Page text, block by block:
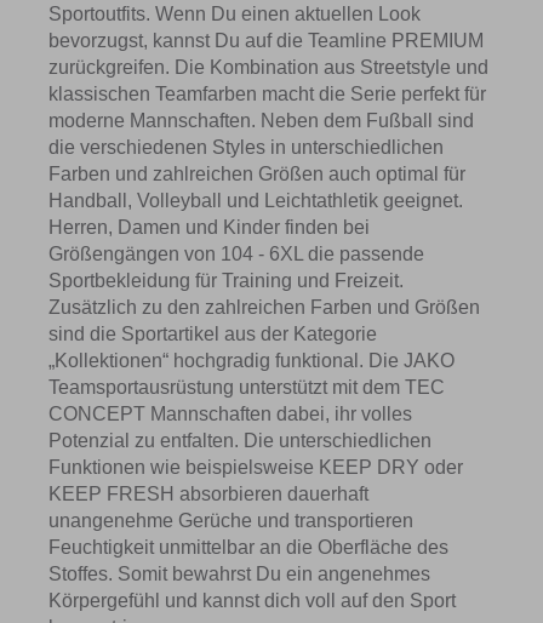
Sportoutfits. Wenn Du einen aktuellen Look
bevorzugst, kannst Du auf die Teamline PREMIUM
zurückgreifen. Die Kombination aus Streetstyle und
klassischen Teamfarben macht die Serie perfekt für
moderne Mannschaften. Neben dem Fußball sind
die verschiedenen Styles in unterschiedlichen
Farben und zahlreichen Größen auch optimal für
Handball, Volleyball und Leichtathletik geeignet.
Herren, Damen und Kinder finden bei
Größengängen von 104 - 6XL die passende
Sportbekleidung für Training und Freizeit.
Zusätzlich zu den zahlreichen Farben und Größen
sind die Sportartikel aus der Kategorie
„Kollektionen“ hochgradig funktional. Die JAKO
Teamsportausrüstung unterstützt mit dem TEC
CONCEPT Mannschaften dabei, ihr volles
Potenzial zu entfalten. Die unterschiedlichen
Funktionen wie beispielsweise KEEP DRY oder
KEEP FRESH absorbieren dauerhaft
unangenehme Gerüche und transportieren
Feuchtigkeit unmittelbar an die Oberfläche des
Stoffes. Somit bewahrst Du ein angenehmes
Körpergefühl und kannst dich voll auf den Sport